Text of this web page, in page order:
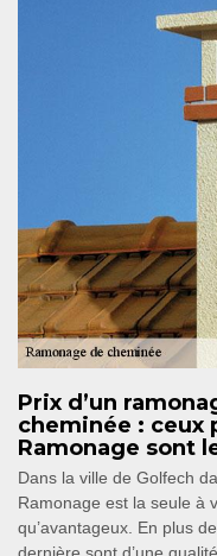
Prix d’un
cheminée : ceux
Ramonage sont
Dans la ville de Golfech
Ramonage est la seule à
qu’avantageux. En plus